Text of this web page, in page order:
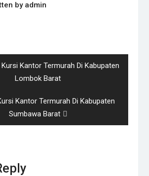
by admin
Kantor Termurah Di Kabupaten
Lombok Barat
Kantor Termurah Di Kabupaten
Sumbawa Barat